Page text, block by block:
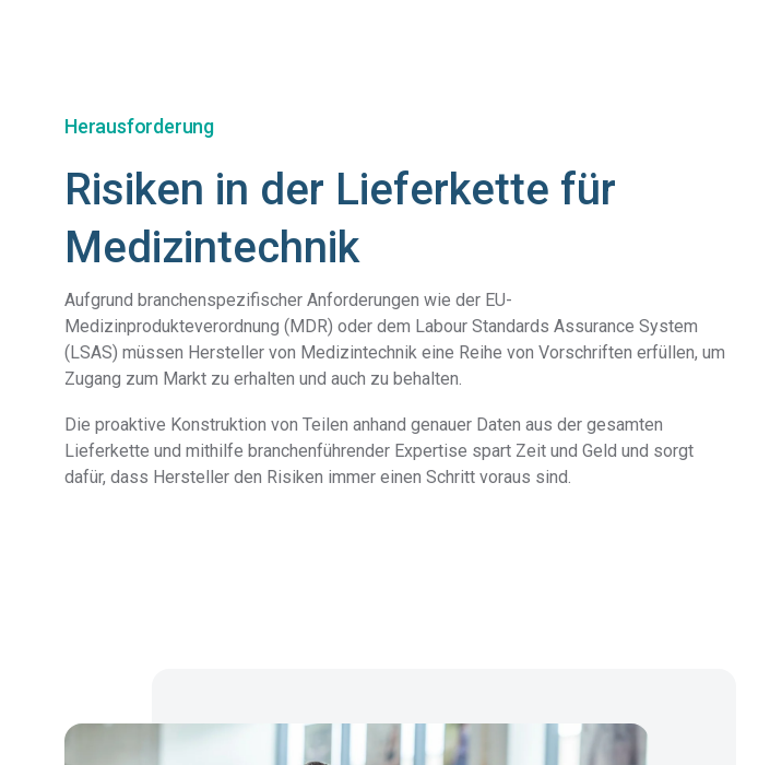
Herausforderung
Risiken in der Lieferkette für
Medizintechnik
Aufgrund branchenspezifischer Anforderungen wie der EU-
Medizinprodukteverordnung (MDR) oder dem Labour Standards Assurance System
(LSAS) müssen Hersteller von Medizintechnik eine Reihe von Vorschriften erfüllen, um
Zugang zum Markt zu erhalten und auch zu behalten.
Die proaktive Konstruktion von Teilen anhand genauer Daten aus der gesamten
Lieferkette und mithilfe branchenführender Expertise spart Zeit und Geld und sorgt
dafür, dass Hersteller den Risiken immer einen Schritt voraus sind.